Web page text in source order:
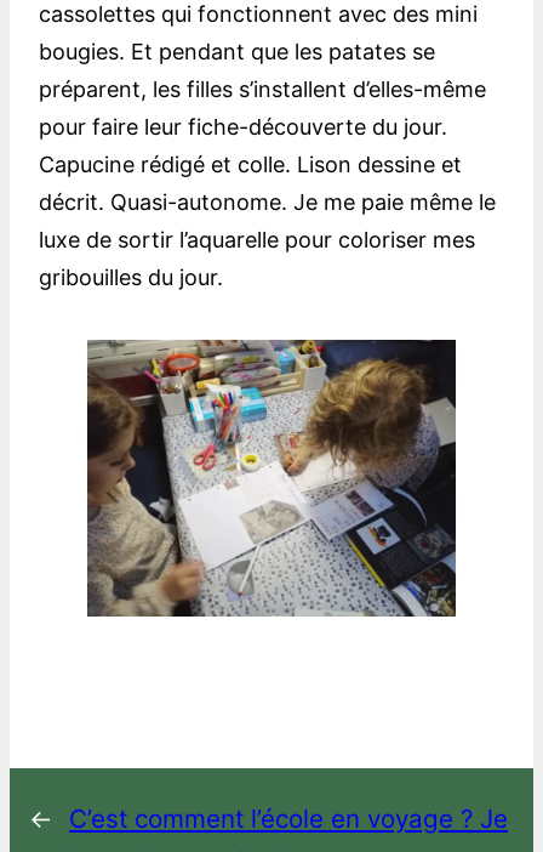
cassolettes qui fonctionnent avec des mini
bougies. Et pendant que les patates se
préparent, les filles s’installent d’elles-même
pour faire leur fiche-découverte du jour.
Capucine rédigé et colle. Lison dessine et
décrit. Quasi-autonome. Je me paie même le
luxe de sortir l’aquarelle pour coloriser mes
gribouilles du jour.
←
C’est comment l’école en voyage ? Je